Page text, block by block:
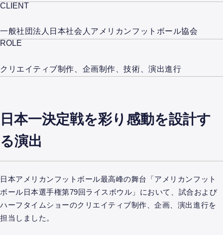
CLIENT
一般社団法人日本社会人アメリカンフットボール協会
ROLE
クリエイティブ制作、企画制作、技術、演出進行
日本一決定戦を彩り感動を設計す
る演出
日本アメリカンフットボール最高峰の舞台「アメリカンフット
ボール日本選手権第79回ライスボウル 」 において、 試合および
ハーフタイムショーのクリエイティブ制作、企画、演出進行を
担当しました。